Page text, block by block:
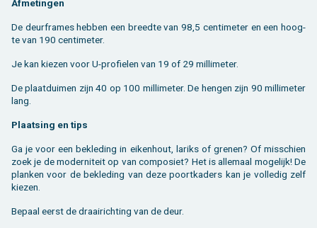
Af­me­tin­gen
De deur­fra­mes heb­ben een breed­te van 98,5 cen­ti­me­ter en een hoog­
te van 190 cen­ti­me­ter.
Je kan kie­zen voor U-pro­fie­len van 19 of 29 mil­li­me­ter.
De plaat­dui­men zijn 40 op 100 mil­li­me­ter. De hen­gen zijn 90 mil­li­me­ter
lang.
Plaat­sing en tips
Ga je voor een be­kle­ding in ei­ken­hout, la­riks of gre­nen? Of mis­schien
zoek je de mo­der­ni­teit op van com­po­siet? Het is al­le­maal mo­ge­lijk! De
plan­ken voor de be­kle­ding van deze poort­ka­ders kan je vol­le­dig zelf
kie­zen.
Be­paal eerst de draai­rich­ting van de deur.